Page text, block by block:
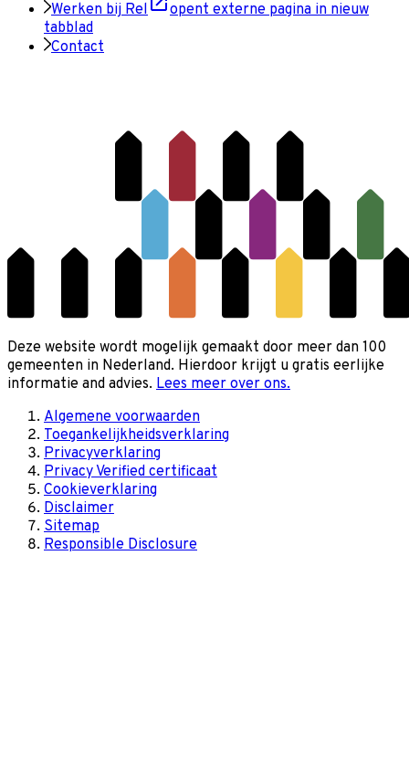
Werken bij Rel
opent externe pagina in nieuw
tabblad
Contact
Deze website wordt mogelijk gemaakt door meer dan 100
gemeenten in Nederland. Hierdoor krijgt u gratis eerlijke
informatie and advies. Lees meer over ons.
Algemene voorwaarden
Toegankelijkheidsverklaring
Privacyverklaring
Privacy Verified certificaat
Cookieverklaring
Disclaimer
Sitemap
Responsible Disclosure